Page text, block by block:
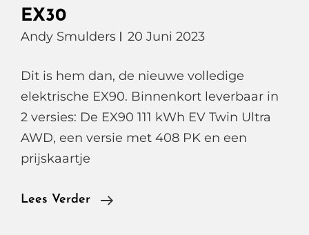
EX30
Andy Smulders 20 Juni 2023
Dit is hem dan, de nieuwe volledige
elektrische EX90. Binnenkort leverbaar in
2 versies: De EX90 111 kWh EV Twin Ultra
AWD, een versie met 408 PK en een
prijskaartje
Lees Verder
De